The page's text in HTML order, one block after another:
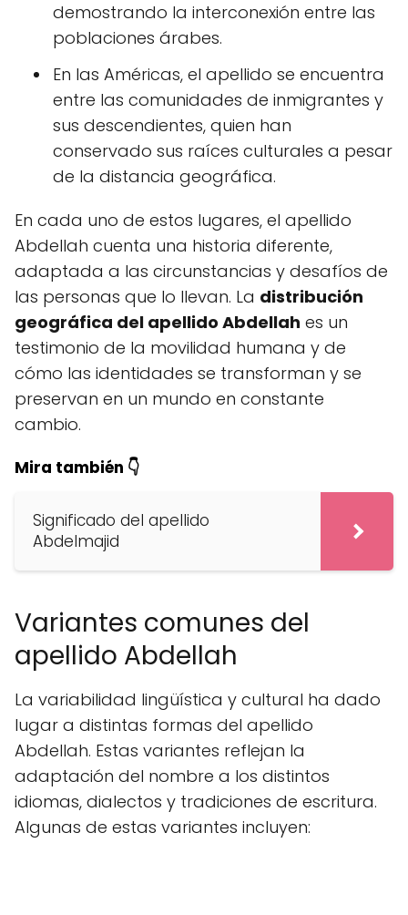
demostrando la interconexión entre las
poblaciones árabes.
En las Américas, el apellido se encuentra
entre las comunidades de inmigrantes y
sus descendientes, quien han
conservado sus raíces culturales a pesar
de la distancia geográfica.
En cada uno de estos lugares, el apellido
Abdellah cuenta una historia diferente,
adaptada a las circunstancias y desafíos de
las personas que lo llevan. La distribución
geográfica del apellido Abdellah es un
testimonio de la movilidad humana y de
cómo las identidades se transforman y se
preservan en un mundo en constante
cambio.
Mira también 👇
Significado del apellido
Abdelmajid
Variantes comunes del
apellido Abdellah
La variabilidad lingüística y cultural ha dado
lugar a distintas formas del apellido
Abdellah. Estas variantes reflejan la
adaptación del nombre a los distintos
idiomas, dialectos y tradiciones de escritura.
Algunas de estas variantes incluyen: